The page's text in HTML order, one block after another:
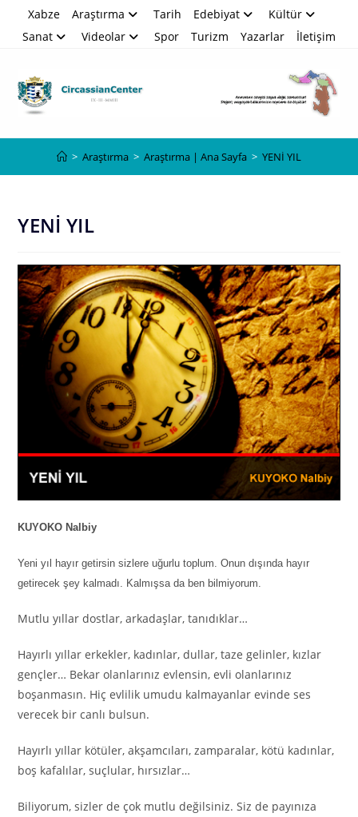
Xabze Araştırma Tarih Edebiyat
Kültür
Sanat
Videolar Spor Turizm Yazarlar İletişim
> Araştırma > Araştırma | Ana Sayfa > YENİ YIL
YENİ YIL
KUYOKO Nalbiy
Yeni yıl hayır getirsin sizlere uğurlu toplum. Onun dışında hayır
getirecek şey kalmadı. Kalmışsa da ben bilmiyorum.
Mutlu yıllar dostlar, arkadaşlar, tanıdıklar…
Hayırlı yıllar erkekler, kadınlar, dullar, taze gelinler, kızlar
gençler… Bekar olanlarınız evlensin, evli olanlarınız
boşanmasın. Hiç evlilik umudu kalmayanlar evinde ses
verecek bir canlı bulsun.
Hayırlı yıllar kötüler, akşamcıları, zamparalar, kötü kadınlar,
boş kafalılar, suçlular, hırsızlar…
Biliyorum, sizler de çok mutlu değilsiniz. Siz de payınıza